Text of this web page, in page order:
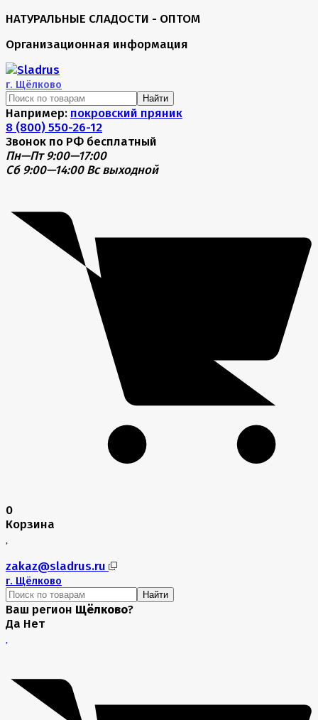
НАТУРАЛЬНЫЕ СЛАДОСТИ - ОПТОМ
Организационная информация
г. Щёлково
Найти
Например: покровский пряник
8 (800) 550-26-12
Звонок по РФ бесплатный
Пн—Пт 9:00—17:00
Сб 9:00—14:00 Вс выходной
0
Корзина
zakaz@sladrus.ru
г. Щёлково
Найти
Ваш регион Щёлково?
Да Нет